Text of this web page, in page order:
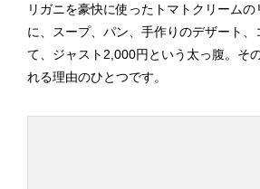
リガニを豪快に使ったトマトクリームの
に、スープ、パン、手作りのデザート
て、ジャスト2,000円という太っ腹。そ
れる理由のひとつです。